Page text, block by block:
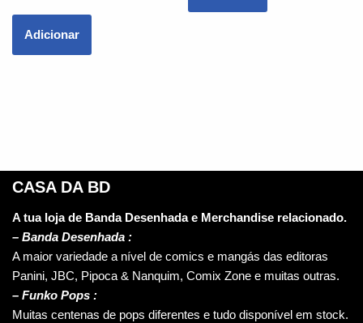
Adicionar
CASA DA BD
A tua loja de Banda Desenhada e Merchandise relacionado.
– Banda Desenhada :
A maior variedade a nível de comics e mangás das editoras
Panini, JBC, Pipoca & Nanquim, Comix Zone e muitas outras.
– Funko Pops :
Muitas centenas de pops diferentes e tudo disponível em stock.